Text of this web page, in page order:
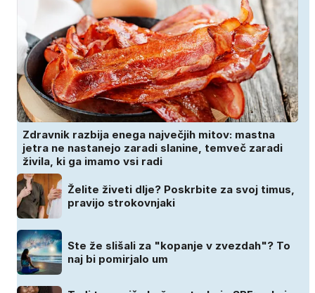
Zdravnik razbija enega največjih mitov: mastna
jetra ne nastanejo zaradi slanine, temveč zaradi
živila, ki ga imamo vsi radi
Želite živeti dlje? Poskrbite za svoj timus,
pravijo strokovnjaki
Ste že slišali za "kopanje v zvezdah"? To
naj bi pomirjalo um